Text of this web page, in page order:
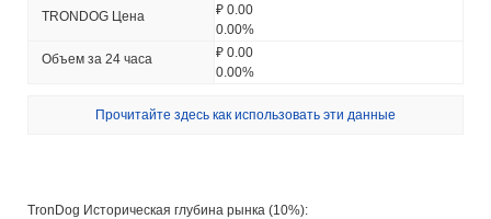
TRONDOG Цена
₽ 0.00
0.00%
Объем за 24 часа
₽ 0.00
0.00%
Прочитайте здесь как использовать эти данные
TronDog Историческая глубина рынка (10%):